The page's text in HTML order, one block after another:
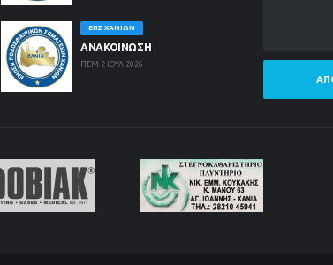
ΕΠΣ ΧΑΝΊΩΝ
ΑΝΑΚΟΙΝΩΣΗ
ΠΕΜ 2 ΙΟΥΛ 2026